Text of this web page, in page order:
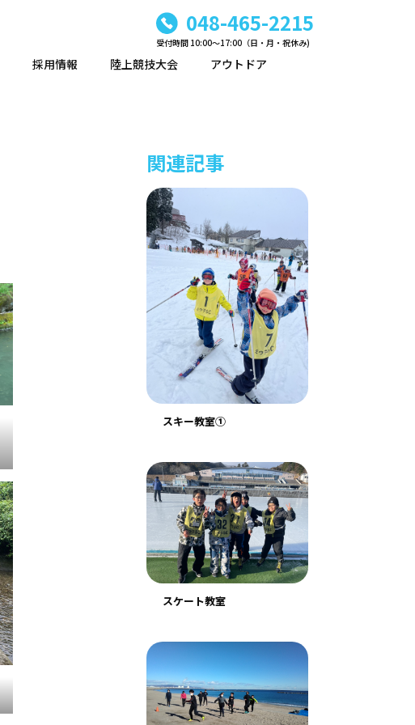
048-465-2215
受付時間 10:00〜17:00（日・月・祝休み)
採用情報 陸上競技大会 アウトドア
関連記事
スキー教室①
スケート教室